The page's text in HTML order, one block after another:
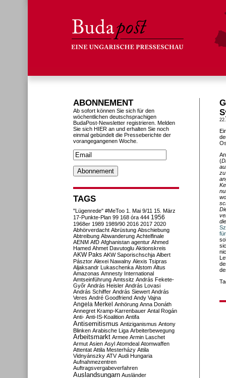
(
ABONNEMENT
Ab sofort können Sie sich für den
wöchentlichen deutschsprachigen
BudaPost-Newsletter registrieren. Melden
Sie sich HIER an und erhalten Sie noch
einmal gebündelt die Presseberichte der
vorangegangenen Woche.
TAGS
"Lügenrede" #MeToo 1. Mai 9/11 15. März
17-Punkte-Plan 99 168 óra 444 1956
1968er 1989 1989/90 2016 2017 2020
Abhörverdacht Abrüstung Abschiebung
Abtreibung Abwanderung Achtelfinale
AENM AfD Afghanistan agentur Ahmed
Hamed Ahmet Davutoglu Aktionskreis
AKW Paks AKW Saporischschja Albert
Pásztor Alexei Nawalny Alexis Tsipras
Aljaksandr Lukaschenka Alstom Altus
Amazonas Amnesty International
Amtseinführung Amtssitz András Fekete-
Győr András Heisler András Lovasi
András Schiffer András Siewert András
Veres André Goodfriend Andy Vajna
Angela Merkel Anhörung Anna Donáth
Annegret Kramp-Karrenbauer Antal Rogán
Anti- Anti-IS-Koalition Antifa
Antisemitismus Antiziganismus Antony
Blinken Arabische Liga Arbeiterbewegung
Arbeitsmarkt Armee Armin Laschet
Armut Asien Asyl Atomdeal Atomwaffen
Attentat Attila Mesterházy Attila
Vidnyánszky ATV Audi Hungaria
Aufnahmezentren
Auftragsvergabeverfahren
Auslandsungarn Ausländer